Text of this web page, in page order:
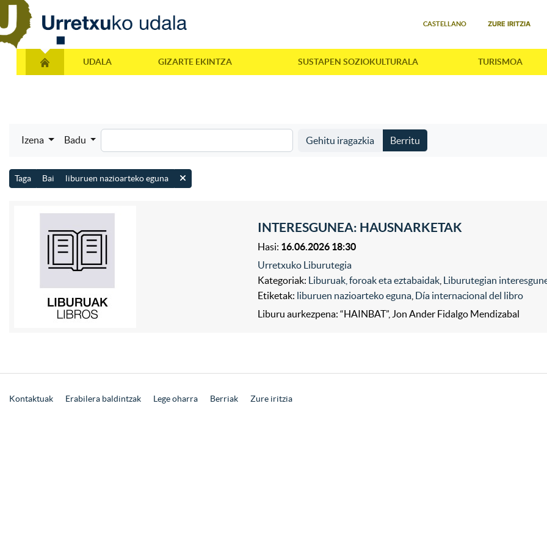
CASTELLANO ZURE IRITZIA
UDALA GIZARTE EKINTZA SUSTAPEN SOZIOKULTURALA TURISMOA
Izena Badu Gehitu iragazkia Berritu
Taga Bai liburuen nazioarteko eguna
INTERESGUNEA: HAUSNARKETAK
Hasi: 16.06.2026 18:30
Urretxuko Liburutegia
Kategoriak: Liburuak, foroak eta eztabaidak Liburutegian
Etiketak: liburuen nazioarteko eguna Día internacional del libro
Liburu aurkezpena: “HAINBAT”, Jon Ander Fidalgo Mendizabal
Kontaktuak Erabilera baldintzak Lege oharra Berriak Zure iritzia